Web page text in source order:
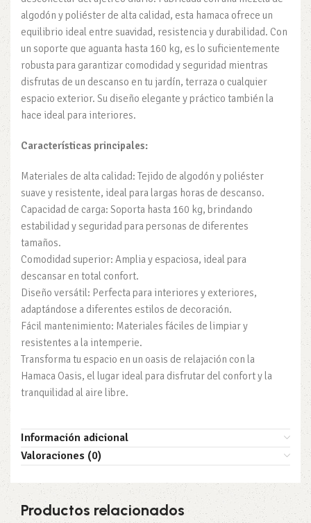
algodón y poliéster de alta calidad, esta hamaca ofrece un
equilibrio ideal entre suavidad, resistencia y durabilidad. Con
un soporte que aguanta hasta 160 kg, es lo suficientemente
robusta para garantizar comodidad y seguridad mientras
disfrutas de un descanso en tu jardín, terraza o cualquier
espacio exterior. Su diseño elegante y práctico también la
hace ideal para interiores.
Características principales:
Materiales de alta calidad: Tejido de algodón y poliéster
suave y resistente, ideal para largas horas de descanso.
Capacidad de carga: Soporta hasta 160 kg, brindando
estabilidad y seguridad para personas de diferentes
tamaños.
Comodidad superior: Amplia y espaciosa, ideal para
descansar en total confort.
Diseño versátil: Perfecta para interiores y exteriores,
adaptándose a diferentes estilos de decoración.
Fácil mantenimiento: Materiales fáciles de limpiar y
resistentes a la intemperie.
Transforma tu espacio en un oasis de relajación con la
Hamaca Oasis, el lugar ideal para disfrutar del confort y la
tranquilidad al aire libre.
Información adicional
Valoraciones (0)
Productos relacionados